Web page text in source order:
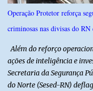
e debater o seu conteúdo.
Municipal de Educação
necessárias ao
Operação Protetor reforça
criminosas nas divisas do RN
Além do reforço
ações de inteligência e
Secretaria da Segurança
do Norte (Sesed-RN)